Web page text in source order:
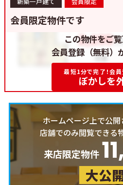
会員限定物件です
この物件をご覧
会員登録（無料）
最短1分で完了！会
ぼかしを
ホームページ上で公
店舗でのみ閲覧できる
来店限定物件
大公開